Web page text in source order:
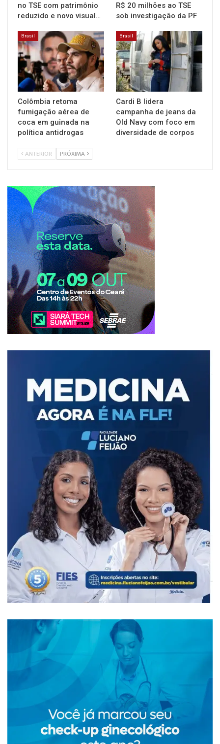
no TSE com patrimônio
reduzido e novo visual…
R$ 20 milhões ao TSE
sob investigação da PF
Brasil
Colômbia retoma
fumigação aérea de
coca em guinada na
política antidrogas
Brasil
Cardi B lidera
campanha de jeans da
Old Navy com foco em
diversidade de corpos
ANTERIOR PRÓXIMA